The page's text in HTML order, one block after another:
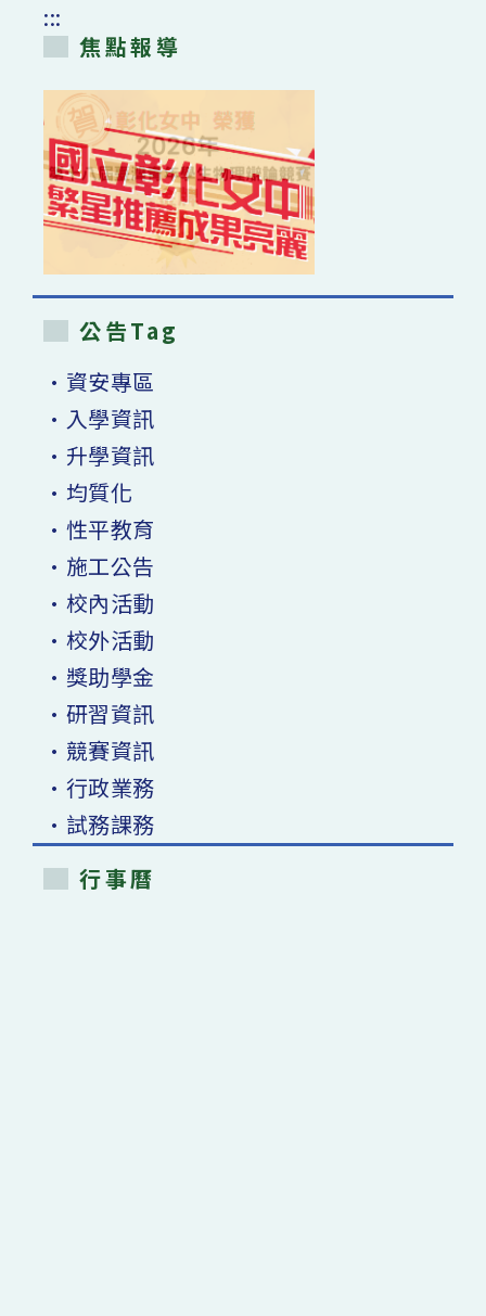
:::
焦點報導
公告Tag
•資安專區
•入學資訊
•升學資訊
•均質化
•性平教育
•施工公告
•校內活動
•校外活動
•獎助學金
•研習資訊
•競賽資訊
•行政業務
•試務課務
行事曆